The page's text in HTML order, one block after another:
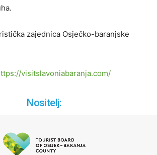
zajednica Osječko-baranjske
visitslavoniabaranja.com/
Nositelj: